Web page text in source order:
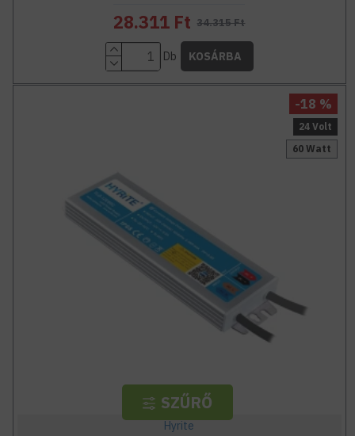
28.311 Ft 34.315 Ft
Db KOSÁRBA
24 Volt
60 Watt
-18 %
Hyrite
SZŰRŐ